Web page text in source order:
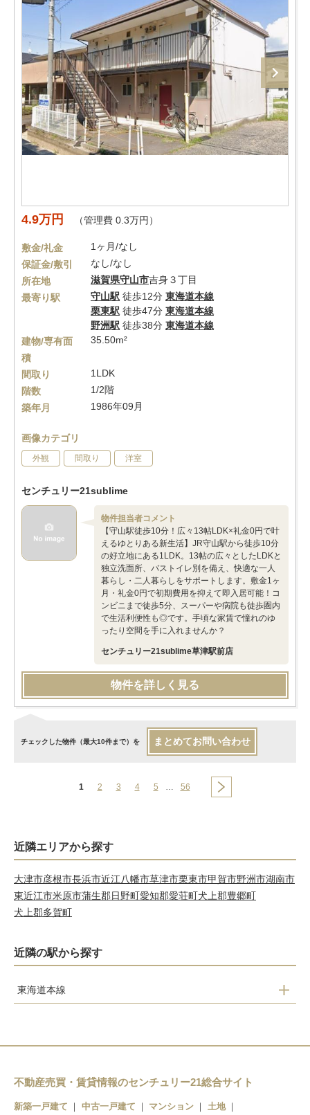
4.9万円 （管理費 0.3万円）
敷金/礼金
1ヶ月/なし
保証金/敷引
なし/なし
所在地
滋賀県守山市吉身３丁目
最寄り駅
守山駅 徒歩12分 東海道本線
栗東駅 徒歩47分 東海道本線
野洲駅 徒歩38分 東海道本線
建物/専有面
積
35.50m²
間取り
1LDK
階数
1/2階
築年月
1986年09月
画像カテゴリ
外観 間取り 洋室
センチュリー21sublime
物件担当者コメント
【守山駅徒歩10分！広々13帖LDK×礼金0円で叶
えるゆとりある新生活】JR守山駅から徒歩10分
の好立地にある1LDK。13帖の広々としたLDKと
独立洗面所、バストイレ別を備え、快適な一人
暮らし・二人暮らしをサポートします。敷金1ヶ
月・礼金0円で初期費用を抑えて即入居可能！コ
ンビニまで徒歩5分、スーパーや病院も徒歩圏内
で生活利便性も◎です。手頃な家賃で憧れのゆ
ったり空間を手に入れませんか？
センチュリー21sublime草津駅前店
物件を詳しく見る
チェックした物件（最大10件まで）を まとめてお問い合わせ
1 2 3 4 5 … 56
近隣エリアから探す
大津市彦根市長浜市近江八幡市草津市栗東市甲賀市野洲市湖南市
東近江市米原市蒲生郡日野町愛知郡愛荘町犬上郡豊郷町
犬上郡多賀町
近隣の駅から探す
東海道本線
不動産売買・賃貸情報のセンチュリー21総合サイト
新築一戸建て 中古一戸建て マンション
土地